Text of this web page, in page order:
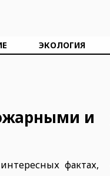
ЭКОЛОГИЯ
и
фактах,